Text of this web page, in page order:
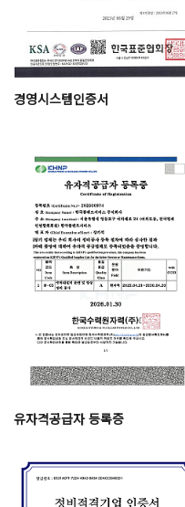
경영시스템인증서
유자격공급자 등록증